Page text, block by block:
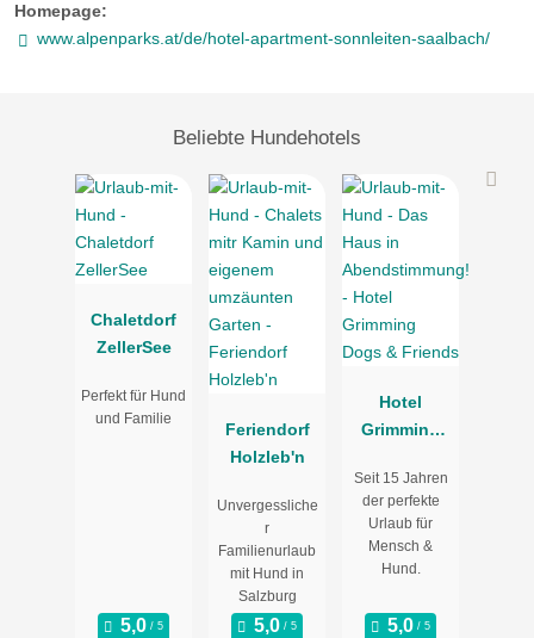
Homepage:
www.alpenparks.at/de/hotel-apartment-sonnleiten-saalbach/
Beliebte Hundehotels
Chaletdorf
ZellerSee
Perfekt für Hund
und Familie
Feriendorf
Holzleb'n
Unvergessliche
r
Familienurlaub
mit Hund in
Salzburg
Hotel
Grimming
Friends
Seit 15 Jahren
der perfekte
Urlaub für
Mensch &
Hund.